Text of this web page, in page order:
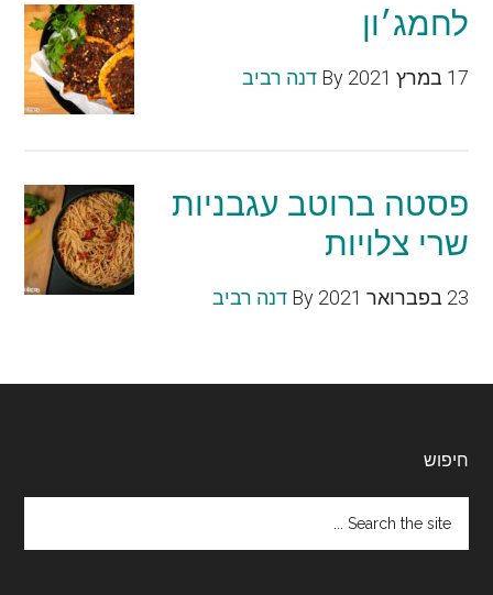
לחמג׳ון
17 במרץ 2021 By דנה רביב
פסטה ברוטב עגבניות
שרי צלויות
23 בפברואר 2021 By דנה רביב
Footer
חיפוש
the